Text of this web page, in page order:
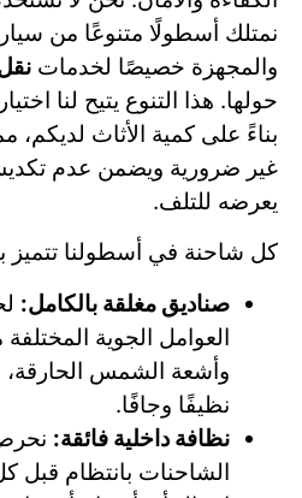
نمتلك أسطولًا متنوعًا من
والمجهزة خصيصًا لخدمات
حولها. هذا التنوع يتيح لنا
بناءً على كمية الأثاث لديكم،
غير ضرورية ويضمن عدم
يعرضه للتلف.
كل شاحنة في أسطولنا تتميز
صناديق مغلقة بالكامل:
العوامل الجوية المختلفة
وأشعة الشمس
نظيفًا وجافًا.
نظافة داخلية فائقة:
الشاحنات بانتظام قبل